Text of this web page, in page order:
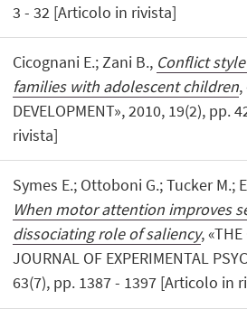
3 - 32 [Articolo in rivista]
Cicognani E.; Zani B., Conflict
families with adolescent children,
DEVELOPMENT», 2010, 19(2), pp.
rivista]
Symes E.; Ottoboni G.; Tucker M.;
When motor attention improves
dissociating role of saliency, «THE
JOURNAL OF EXPERIMENTAL
63(7), pp. 1387 - 1397 [Articolo in